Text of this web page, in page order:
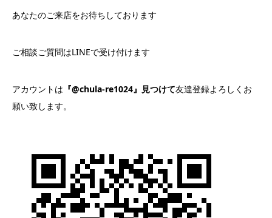
あなたのご来店をお待ちしております
ご相談ご質問はLINEで受け付けます
アカウントは 『@chula-re1024』見つけて友達登録よろしくお
願い致します。